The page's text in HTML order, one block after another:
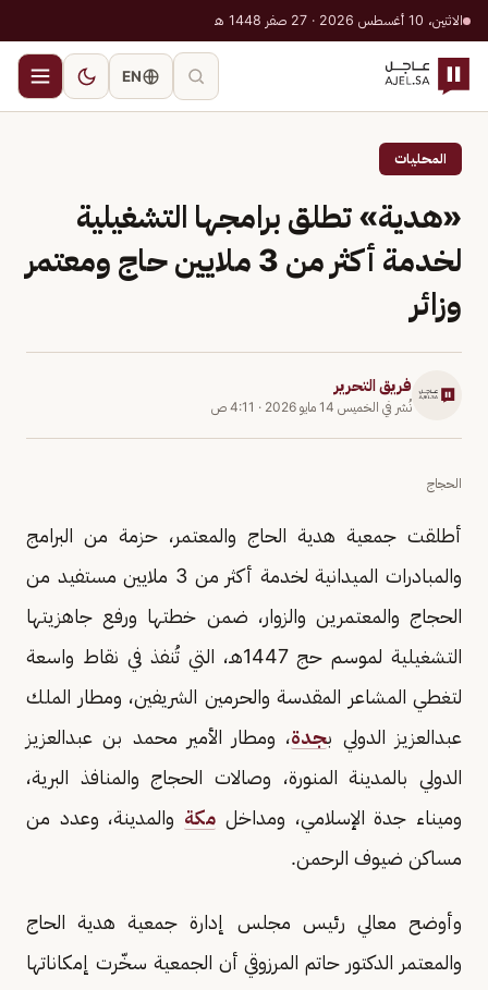
الاثنين، 10 أغسطس 2026 · 27 صفر 1448 هـ
EN
المحليات
«هدية» تطلق برامجها التشغيلية
لخدمة أكثر من 3 ملايين حاج ومعتمر
وزائر
فريق التحرير
نُشر في الخميس 14 مايو 2026 · 4:11 ص
الحجاج
أطلقت جمعية هدية الحاج والمعتمر، حزمة من البرامج
والمبادرات الميدانية لخدمة أكثر من 3 ملايين مستفيد من
الحجاج والمعتمرين والزوار، ضمن خطتها ورفع جاهزيتها
التشغيلية لموسم حج 1447هـ، التي تُنفذ في نقاط واسعة
لتغطي المشاعر المقدسة والحرمين الشريفين، ومطار الملك
عبدالعزيز الدولي بجدة، ومطار الأمير محمد بن عبدالعزيز
الدولي بالمدينة المنورة، وصالات الحجاج والمنافذ البرية،
وميناء جدة الإسلامي، ومداخل مكة والمدينة، وعدد من
مساكن ضيوف الرحمن.
وأوضح معالي رئيس مجلس إدارة جمعية هدية الحاج
والمعتمر الدكتور حاتم المرزوقي أن الجمعية سخّرت إمكاناتها